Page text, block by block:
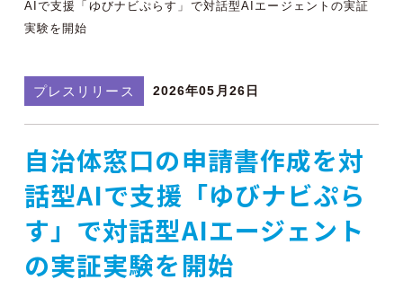
AIで支援「ゆびナビぷらす」で対話型AIエージェントの実証
実験を開始
プレスリリース 2026年05月26日
自治体窓口の申請書作成を対
話型AIで支援「ゆびナビぷら
す」で対話型AIエージェント
の実証実験を開始